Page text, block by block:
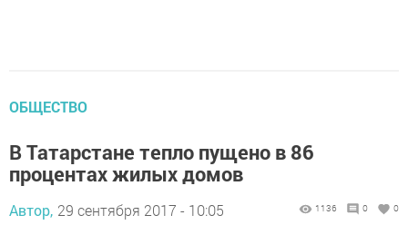
ОБЩЕСТВО
В Татарстане тепло пущено в 86
процентах жилых домов
Автор, 29 сентября 2017 - 10:05 1136 0 0